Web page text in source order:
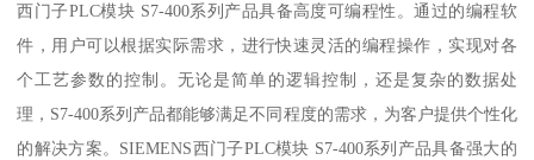
西门子PLC模块 S7-400系列产品具备高度可编程性。通过的编程软
件，用户可以根据实际需求，进行快速灵活的编程操作，实现对各
个工艺参数的控制。无论是简单的逻辑控制，还是复杂的数据处
理，S7-400系列产品都能够满足不同程度的需求，为客户提供个性化
的解决方案。SIEMENS西门子PLC模块 S7-400系列产品具备强大的